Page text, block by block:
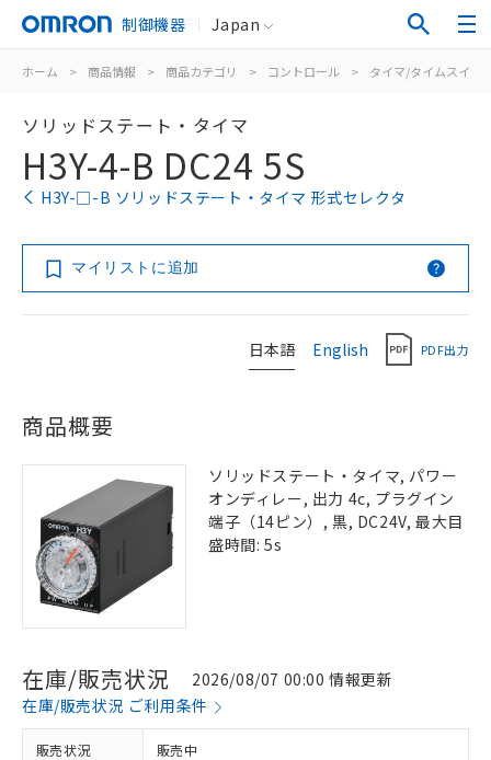
制御機器 Japan
ホーム > 商品情報 > 商品カテゴリ > コントロール > タイマ/タイムスイッ
ソリッドステート・タイマ
H3Y-4-B DC24 5S
H3Y-□-B ソリッドステート・タイマ 形式セレクタ
マイリストに追加
日本語 English PDF出力
商品概要
ソリッドステート・タイマ, パワー
オンディレー, 出力 4c, プラグイン
端子（14ピン）, 黒, DC24V, 最大目
盛時間: 5s
在庫/販売状況
2026/08/07 00:00 情報更新
在庫/販売状況 ご利用条件
販売状況 販売中